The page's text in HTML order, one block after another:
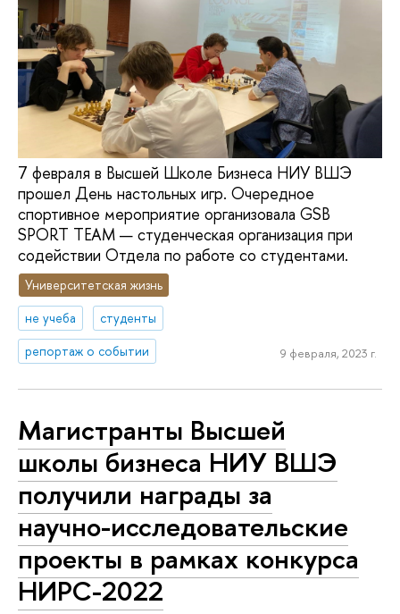
7 февраля в Высшей Школе Бизнеса НИУ ВШЭ
прошел День настольных игр. Очередное
спортивное мероприятие организовала GSB
SPORT TEAM — студенческая организация при
содействии Отдела по работе со студентами.
Университетская жизнь
не учеба
студенты
репортаж о событии
9 февраля, 2023 г.
Магистранты Высшей
школы бизнеса НИУ ВШЭ
получили награды за
научно-исследовательские
проекты в рамках конкурса
НИРС-2022